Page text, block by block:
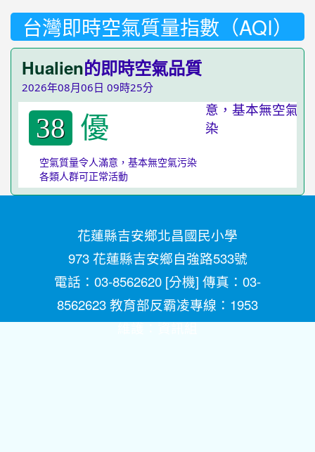
台灣即時空氣質量指數（AQI）
Hualien的即時空氣品質
2026年08月06日 09時25分
38 優
空氣質量令人滿意，基本無空氣污染
各類人群可正常活動
花蓮縣吉安鄉北昌國民小學
973 花蓮縣吉安鄉自強路533號
電話：03-8562620 [分機] 傳真：03-
8562623 教育部反霸凌專線：1953
維護：資訊組